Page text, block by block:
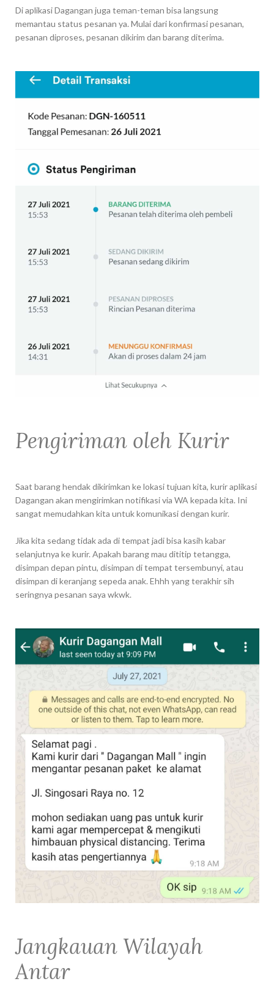
Di aplikasi Dagangan juga teman-teman bisa langsung
memantau status pesanan ya. Mulai dari konfirmasi pesanan,
pesanan diproses, pesanan dikirim dan barang diterima.
Pengiriman oleh Kurir
Saat barang hendak dikirimkan ke lokasi tujuan kita, kurir aplikasi
Dagangan akan mengirimkan notifikasi via WA kepada kita. Ini
sangat memudahkan kita untuk komunikasi dengan kurir.
Jika kita sedang tidak ada di tempat jadi bisa kasih kabar
selanjutnya ke kurir. Apakah barang mau dititip tetangga,
disimpan depan pintu, disimpan di tempat tersembunyi, atau
disimpan di keranjang sepeda anak. Ehhh yang terakhir sih
seringnya pesanan saya wkwk.
Jangkauan Wilayah
Antar